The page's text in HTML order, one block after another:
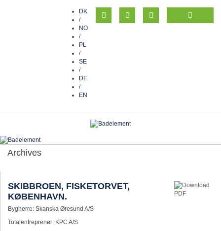
DK
/
NO
/
PL
/
SE
/
DE
/
EN
Archives
SKIBBROEN, FISKETORVET,
KØBENHAVN.
Bygherre: Skanska Øresund A/S
Totalentreprenør: KPC A/S